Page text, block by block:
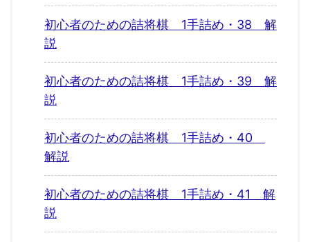
初心者のための詰将棋 1手詰め・38 解
説
初心者のための詰将棋 1手詰め・39 解
説
初心者のための詰将棋 1手詰め・40
解説
初心者のための詰将棋 1手詰め・41 解
説